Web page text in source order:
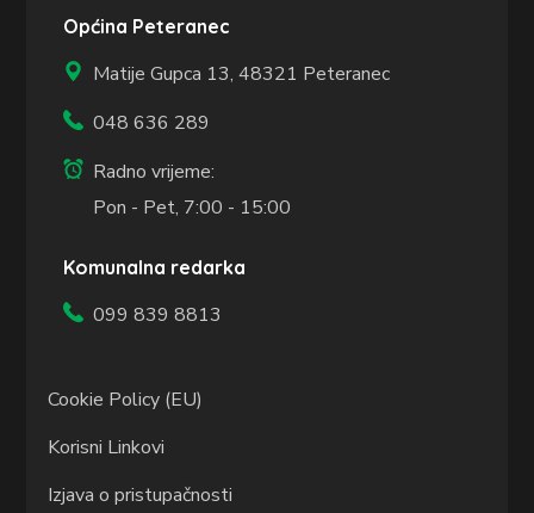
Općina Peteranec
Matije Gupca 13,48321 Peteranec
048 636 289
Radno vrijeme:
Pon - Pet, 7:00 - 15:00
Komunalna redarka
099 839 8813
Cookie Policy (EU)
Korisni Linkovi
Izjava o pristupačnosti